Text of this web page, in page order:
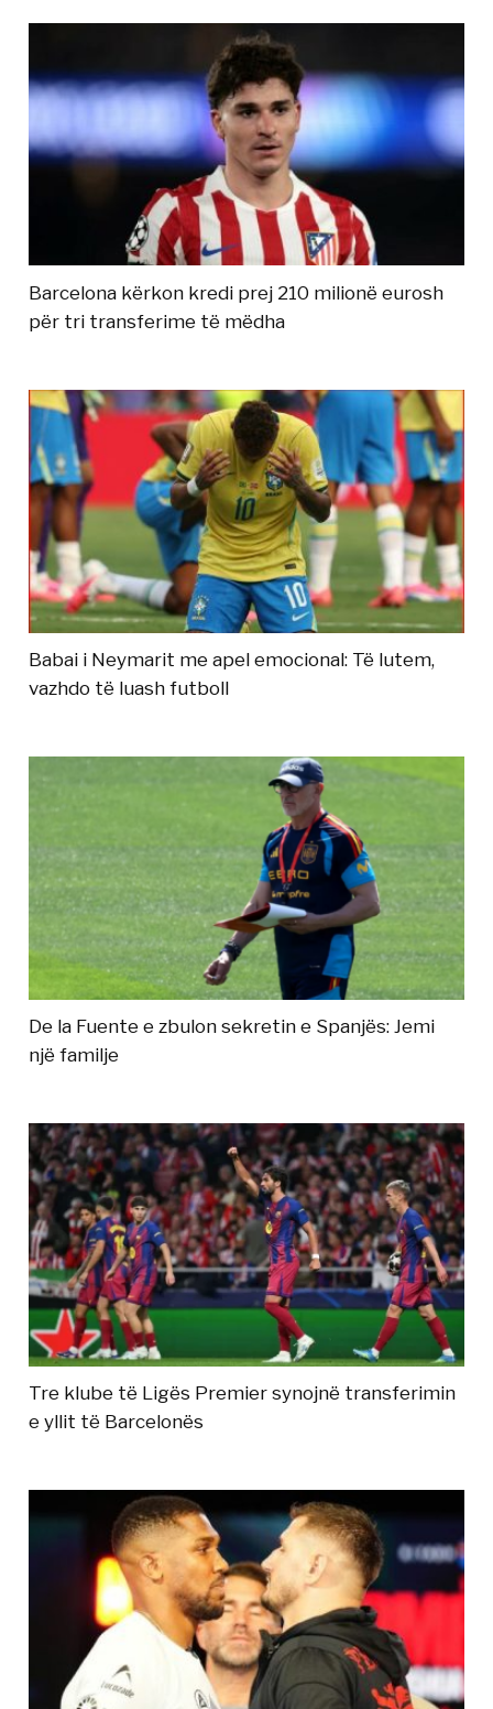
Barcelona kërkon kredi prej 210 milionë eurosh
për tri transferime të mëdha
Babai i Neymarit me apel emocional: Të lutem,
vazhdo të luash futboll
De la Fuente e zbulon sekretin e Spanjës: Jemi
një familje
Tre klube të Ligës Premier synojnë transferimin
e yllit të Barcelonës